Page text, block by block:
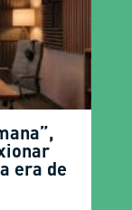
era de